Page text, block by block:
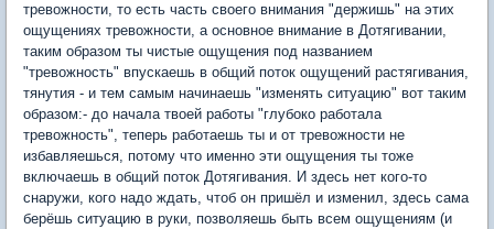
тревожности, то есть часть своего внимания "держишь" на этих
ощущениях тревожности, а основное внимание в Дотягивании,
таким образом ты чистые ощущения под названием
"тревожность" впускаешь в общий поток ощущений растягивания,
тянутия - и тем самым начинаешь "изменять ситуацию" вот таким
образом:- до начала твоей работы "глубоко работала
тревожность", теперь работаешь ты и от тревожности не
избавляешься, потому что именно эти ощущения ты тоже
включаешь в общий поток Дотягивания. И здесь нет кого-то
снаружи, кого надо ждать, чтоб он пришёл и изменил, здесь сама
берёшь ситуацию в руки, позволяешь быть всем ощущениям (и